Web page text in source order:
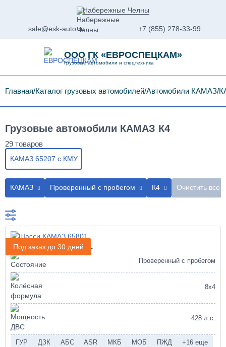
Набережные Челны
sale@esk-auto.ru +7 (855) 278-33-99
ООО ГК «ЕВРОСПЕЦКАМ»
Грузовые автомобили и спецтехника
Главная Каталог грузовых автомобилей Автомобили КАМАЗ
Грузовые автомобили КАМАЗ К4
КАМАЗ 65207 с КМУ
КАМАЗ Проверенный с пробегом К4 Очистить все
Под заказ до 30 дней
Шасси КАМАЗ 65801
Проверенный с пробегом
8х4
428 л.с.
ГУР ДЗК АБС ASR МКБ МОБ ПЖД +16 еще